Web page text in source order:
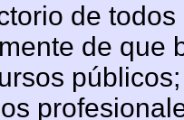
de
de que